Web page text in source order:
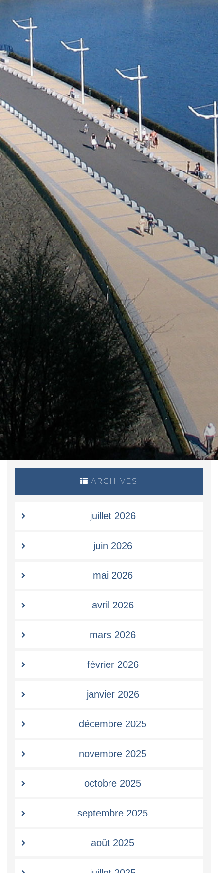
ARCHIVES
juillet 2026
juin 2026
mai 2026
avril 2026
mars 2026
février 2026
janvier 2026
décembre 2025
novembre 2025
octobre 2025
septembre 2025
août 2025